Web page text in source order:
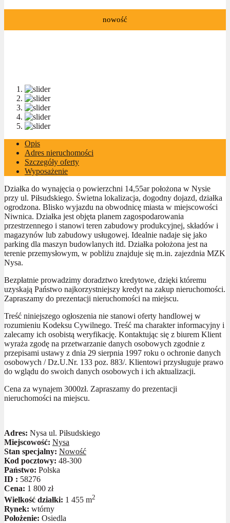
nowość
Opis
Adres nieruchomości
Szczegóły oferty
Wyposażenie
Działka do wynajęcia o powierzchni 14,55ar położona w Nysie
przy ul. Piłsudskiego. Świetna lokalizacja, dogodny dojazd, działka
ogrodzona. Blisko wyjazdu na obwodnicę miasta w miejscowości
Niwnica. Działka jest objęta planem zagospodarowania
przestrzennego i stanowi teren zabudowy produkcyjnej, składów i
magazynów lub zabudowy usługowej. Idealnie nadaje się jako
parking dla maszyn budowlanych itd. Działka położona jest na
terenie przemysłowym, w pobliżu znajduje się m.in. zajezdnia MZK
Nysa.
Bezpłatnie prowadzimy doradztwo kredytowe, dzięki któremu
uzyskają Państwo najkorzystniejszy kredyt na zakup nieruchomości.
Zapraszamy do prezentacji nieruchomości na miejscu.
Treść niniejszego ogłoszenia nie stanowi oferty handlowej w
rozumieniu Kodeksu Cywilnego. Treść ma charakter informacyjny i
zalecamy ich osobistą weryfikację. Kontaktując się z biurem Klient
wyraża zgodę na przetwarzanie danych osobowych zgodnie z
przepisami ustawy z dnia 29 sierpnia 1997 roku o ochronie danych
osobowych / Dz.U.Nr. 133 poz. 883/. Klientowi przysługuje prawo
do wglądu do swoich danych osobowych i ich aktualizacji.
Cena za wynajem 3000zł. Zapraszamy do prezentacji
nieruchomości na miejscu.
Adres: Nysa ul. Piłsudskiego
Miejscowość: Nysa
Stan specjalny: Nowość
Kod pocztowy: 48-300
Państwo: Polska
ID : 58276
Cena: 1 800 zł
Wielkość działki: 1 455 m2
Rynek: wtórny
Położenie: Osiedla